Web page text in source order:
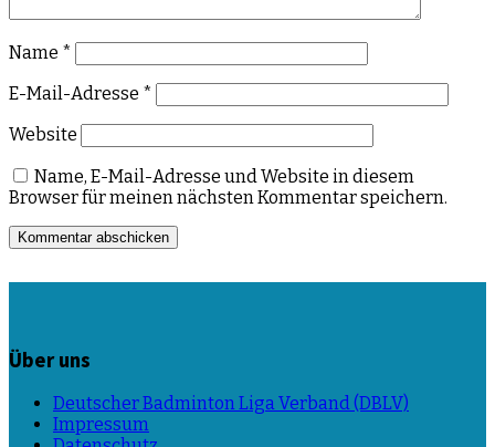
Name *
E-Mail-Adresse *
Website
Name, E-Mail-Adresse und Website in diesem
Browser für meinen nächsten Kommentar speichern.
Über uns
Deutscher Badminton Liga Verband (DBLV)
Impressum